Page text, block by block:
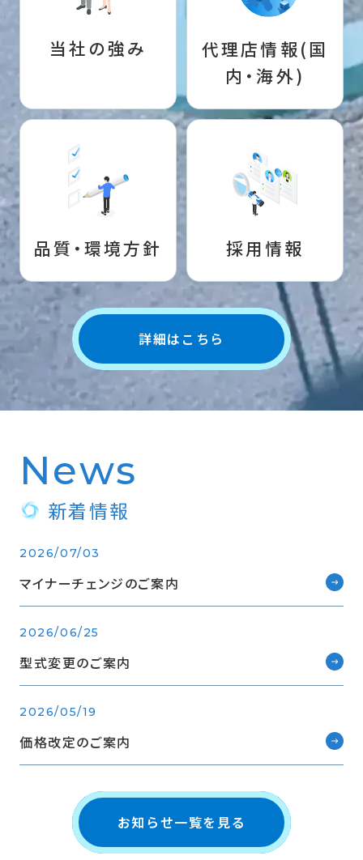
当社の強み
代理店情報(国
内・海外)
品質・環境方針 採用情報
詳細はこちら
News
新着情報
2026/07/03
マイナーチェンジのご案内
2026/06/25
型式変更のご案内
2026/05/19
価格改定のご案内
お知らせ一覧を見る